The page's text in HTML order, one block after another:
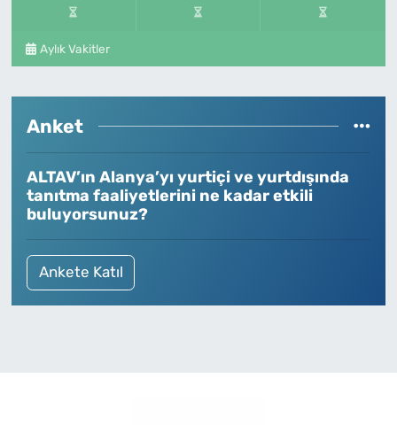
Aylık Vakitler
Anket
ALTAV’ın Alanya’yı yurtiçi ve yurtdışında
tanıtma faaliyetlerini ne kadar etkili
buluyorsunuz?
Ankete Katıl